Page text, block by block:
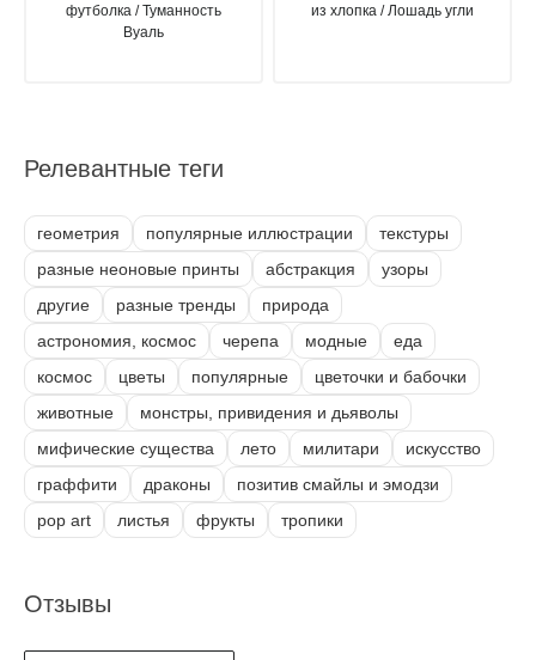
футболка / Туманность
Вуаль
из хлопка / Лошадь угли
Релевантные теги
геометрия популярные иллюстрации
текстуры
разные неоновые принты
абстракция
узоры
другие
разные тренды
природа
астрономия, космос
черепа модные
еда
космос
цветы популярные
цветочки и бабочки
животные
монстры, привидения и дьяволы
мифические существа
лето милитари
искусство
граффити
драконы
позитив смайлы и эмодзи
pop art
листья фрукты тропики
Отзывы